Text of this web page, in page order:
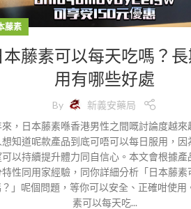
藤素
本藤素可以每天吃嗎？
用有哪些好處
By
新義安藥局
，日本藤素喺香港男性之間嘅討論度越來
想知道呢款產品到底可唔可以每日服用，因
以持續提升體力同自信心。本文會根據產
特性同用家經驗，同你詳細分析「日本藤素
」呢個問題，等你可以安全、正確咁使用
素可以每天吃...